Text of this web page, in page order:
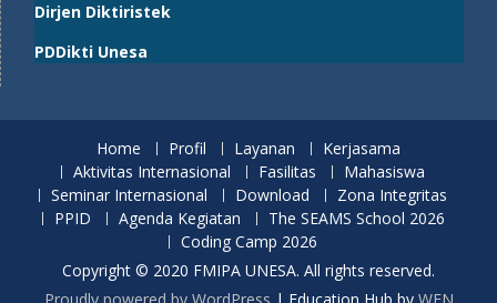
Dirjen Diktiristek
PDDikti Unesa
Home Profil Layanan
Kerjasama
Aktivitas Internasional
Fasilitas
Mahasiswa
Seminar Internasional
Download
Zona Integritas
PPID
Agenda Kegiatan
The SEAMS School 2026
Coding Camp 2026
Copyright © 2020 FMIPA UNESA. All rights reserved.